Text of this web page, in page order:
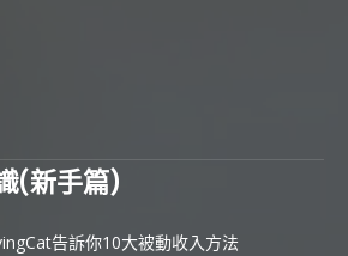
(新手篇)
告訴你10大被動收入方法